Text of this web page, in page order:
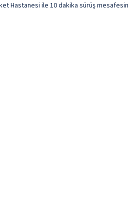
ile 10 dakika sürüş